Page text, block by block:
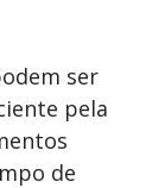
ser
pela
de